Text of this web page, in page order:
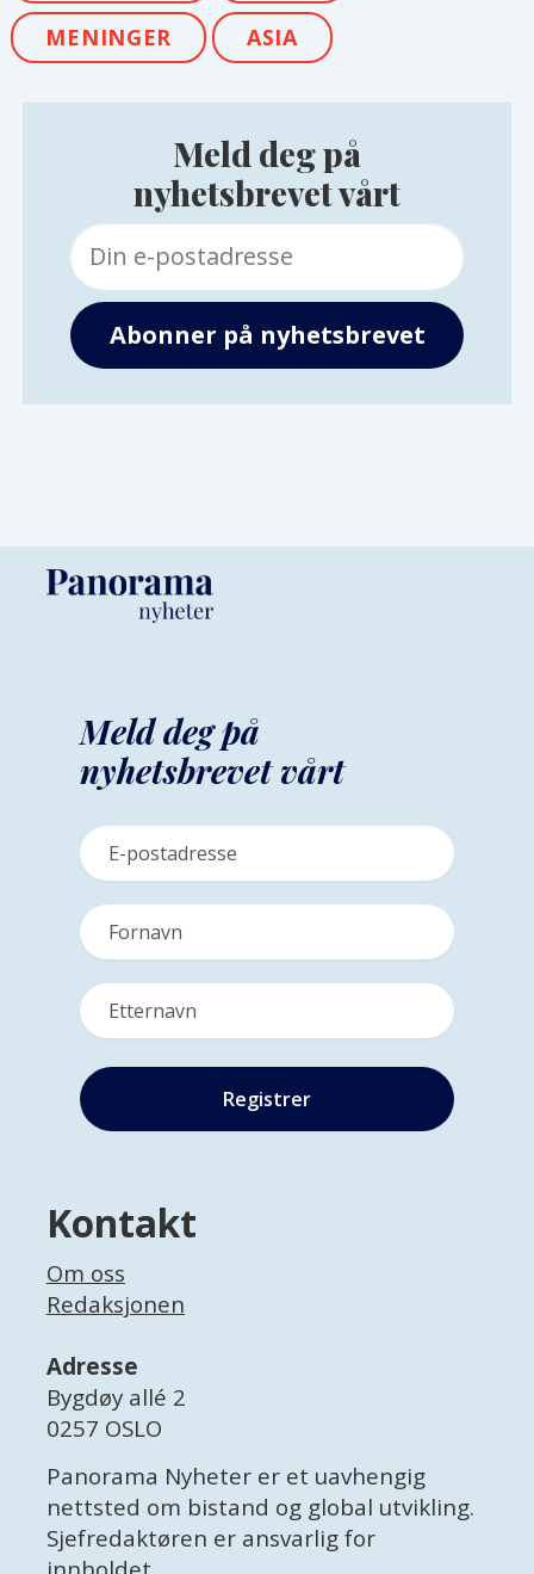
MENINGER ASIA
Meld deg på
nyhetsbrevet vårt
Meld deg på
nyhetsbrevet vårt
Kontakt
Om oss
Redaksjonen
Adresse
Bygdøy allé 2
0257 OSLO
Panorama Nyheter er et uavhengig
nettsted om bistand og global utvikling.
Sjefredaktøren er ansvarlig for